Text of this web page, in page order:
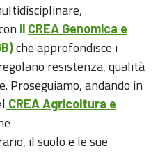
il CREA Genomica e
che approfondisce i
resistenza, qualità
Proseguiamo, andando in
CREA Agricoltura e
il suolo e le sue